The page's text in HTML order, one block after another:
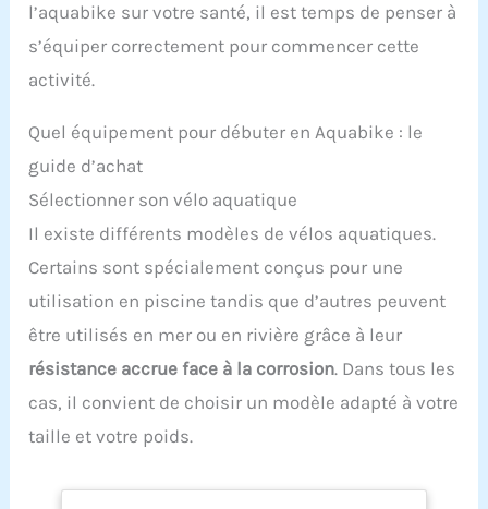
l’aquabike sur votre santé, il est temps de penser à
s’équiper correctement pour commencer cette
activité.
Quel équipement pour débuter en Aquabike : le
guide d’achat
Sélectionner son vélo aquatique
Il existe différents modèles de vélos aquatiques.
Certains sont spécialement conçus pour une
utilisation en piscine tandis que d’autres peuvent
être utilisés en mer ou en rivière grâce à leur
résistance accrue face à la corrosion. Dans tous les
cas, il convient de choisir un modèle adapté à votre
taille et votre poids.